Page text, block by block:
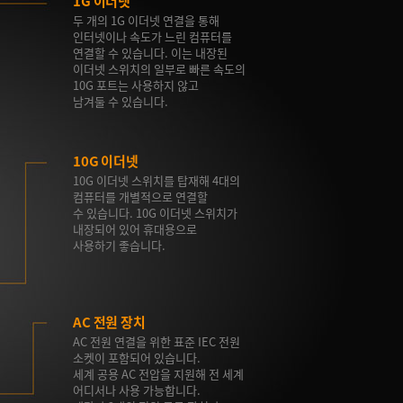
두 개의 1G 이더넷 연결을 통해
인터넷이나 속도가 느린 컴퓨터를
연결할 수 있습니다. 이는 내장된
이더넷 스위치의 일부로 빠른 속도의
10G 포트는 사용하지 않고
남겨둘 수 있습니다.
10G 이더넷
10G 이더넷 스위치를 탑재해 4대의
컴퓨터를 개별적으로 연결할
수 있습니다. 10G 이더넷 스위치가
내장되어 있어 휴대용으로
사용하기 좋습니다.
AC 전원 장치
AC 전원 연결을 위한 표준 IEC 전원
소켓이 포함되어 있습니다.
세계 공용 AC 전압을 지원해 전 세계
어디서나 사용 가능합니다.